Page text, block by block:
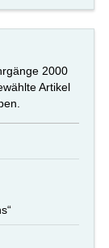
2000
Artikel